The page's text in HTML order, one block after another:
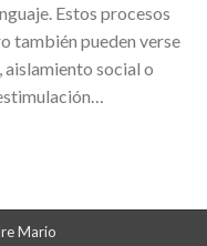
Estos procesos
también pueden verse
social o
Mario